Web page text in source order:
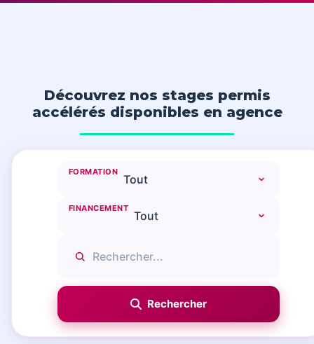
Découvrez nos stages permis
accélérés disponibles en agence
FORMATION
FINANCEMENT